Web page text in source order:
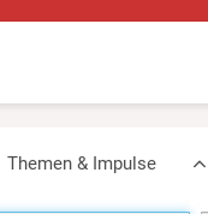
Themen & Impulse